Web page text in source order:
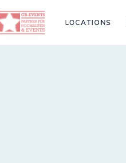
LOCATIONS